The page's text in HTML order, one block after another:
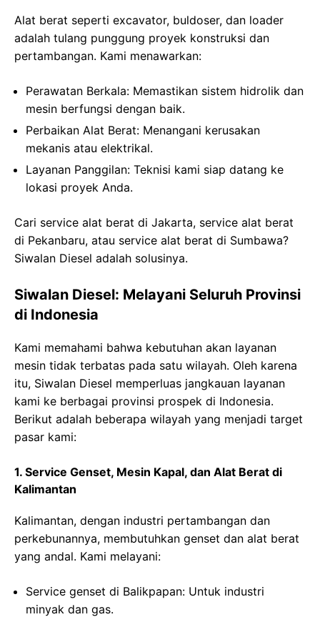
Alat berat seperti excavator, buldoser, dan loader
adalah tulang punggung proyek konstruksi dan
pertambangan. Kami menawarkan:
Perawatan Berkala: Memastikan sistem hidrolik dan
mesin berfungsi dengan baik.
Perbaikan Alat Berat: Menangani kerusakan
mekanis atau elektrikal.
Layanan Panggilan: Teknisi kami siap datang ke
lokasi proyek Anda.
Cari service alat berat di Jakarta, service alat berat
di Pekanbaru, atau service alat berat di Sumbawa?
Siwalan Diesel adalah solusinya.
Siwalan Diesel: Melayani Seluruh Provinsi
di Indonesia
Kami memahami bahwa kebutuhan akan layanan
mesin tidak terbatas pada satu wilayah. Oleh karena
itu, Siwalan Diesel memperluas jangkauan layanan
kami ke berbagai provinsi prospek di Indonesia.
Berikut adalah beberapa wilayah yang menjadi target
pasar kami:
1. Service Genset, Mesin Kapal, dan Alat Berat di
Kalimantan
Kalimantan, dengan industri pertambangan dan
perkebunannya, membutuhkan genset dan alat berat
yang andal. Kami melayani:
Service genset di Balikpapan: Untuk industri
minyak dan gas.